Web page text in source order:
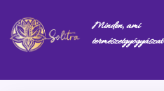
Minden, ami
természetgyógyászat